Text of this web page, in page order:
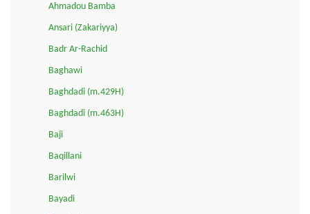
Ahmadou Bamba
Ansari (Zakariyya)
Badr Ar-Rachid
Baghawi
Baghdadi (m.429H)
Baghdadi (m.463H)
Baji
Baqillani
Barilwi
Bayadi